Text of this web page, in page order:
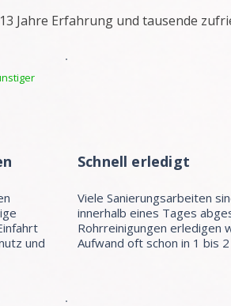
Jahre Erfahrung und tausende
und
Schnell erledigt
Viele Sanierungsarbeiten
innerhalb eines Tages
Rohrreinigungen erledigen
Aufwand oft schon in 1 bis 2